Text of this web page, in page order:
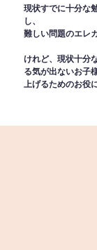
現状すでに十分な
し、
難しい問題のエレ
けれど、現状十分
る気が出ないお子
上げるためのお役